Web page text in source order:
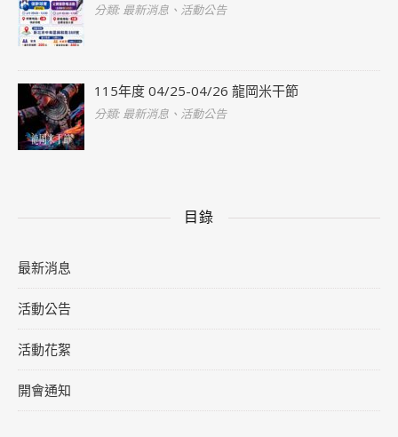
分類: 最新消息、活動公告
115年度 04/25-04/26 龍岡米干節
分類: 最新消息、活動公告
目錄
最新消息
活動公告
活動花絮
開會通知